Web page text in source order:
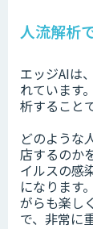
人流解析
エッジAIは
れています
析すること
どのような
店するのか
イルスの感
になります
がらも楽し
で、非常に